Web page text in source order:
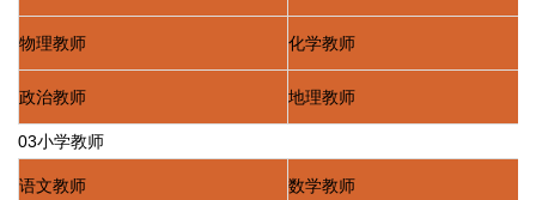
物理教师 化学教师
政治教师 地理教师
03小学教师
语文教师 数学教师